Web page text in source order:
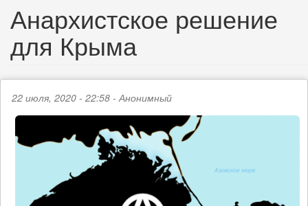
Анархистское решение
для Крыма
22 июля, 2020 - 22:58 -Анонимный